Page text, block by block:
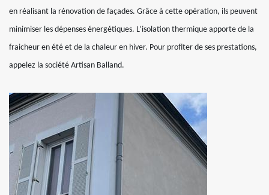
en réalisant la rénovation de façades. Grâce à cette opération, ils peuvent
minimiser les dépenses énergétiques. L’isolation thermique apporte de la
fraicheur en été et de la chaleur en hiver. Pour profiter de ses prestations,
appelez la société Artisan Balland.